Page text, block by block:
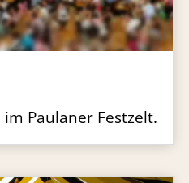
Paulaner Festzelt.